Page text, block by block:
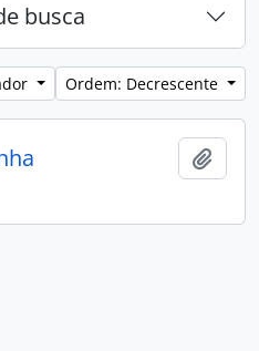
busca
Ordem: Decrescente